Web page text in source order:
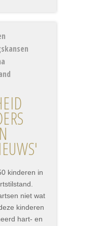
kinderen in
niet wat
kinderen
hart- en